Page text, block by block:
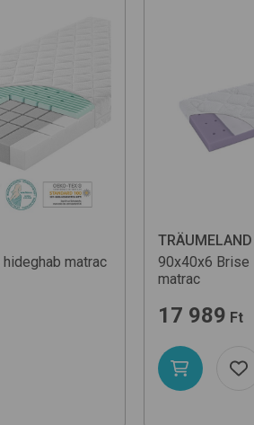
hideghab matrac
TRÄUMELAND
90x40x6 Brise
matrac
17 989 Ft